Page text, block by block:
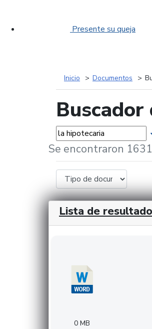
Presente su queja
Inicio Documentos
Buscador
Palabras...
Se encontraron
Lista de
0 MB